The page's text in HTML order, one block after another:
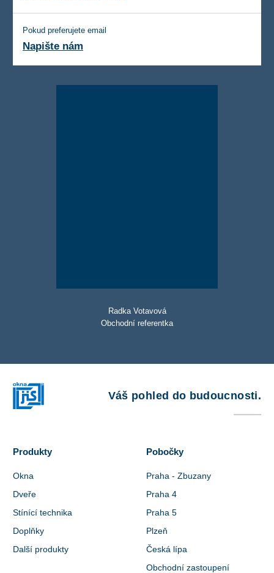
Pokud preferujete email
Napište nám
Radka Votavová
Obchodní referentka
Váš pohled do budoucnosti.
Produkty
Okna
Dveře
Stínící technika
Doplňky
Další produkty
Pobočky
Praha - Zbuzany
Praha 4
Praha 5
Plzeň
Česká lípa
Obchodní zastoupení